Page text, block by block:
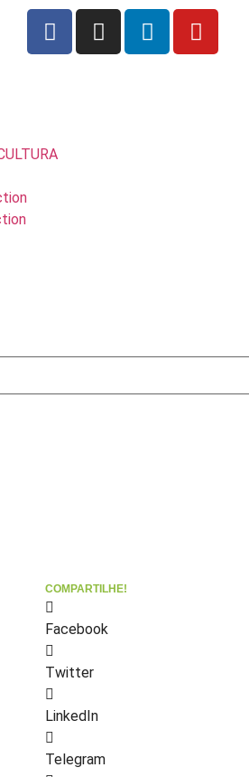
COMPARTILHE!
Facebook
Twitter
LinkedIn
Telegram